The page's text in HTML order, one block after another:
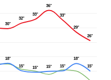
30°
32°
33°
36°
33°
29°
26°
18°
15°
15° 15° 15°
18°
15°